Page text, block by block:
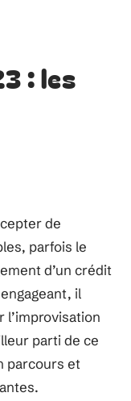
: les
de
parfois le
d’un crédit
il
parti de ce
parcours et